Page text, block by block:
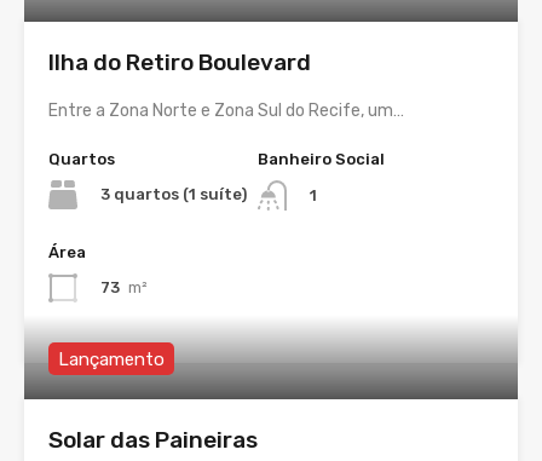
Ilha do Retiro Boulevard
Entre a Zona Norte e Zona Sul do Recife, um…
Quartos
3 quartos (1 suíte)
Banheiro Social
1
Área
73 m²
Lançamento
Solar das Paineiras